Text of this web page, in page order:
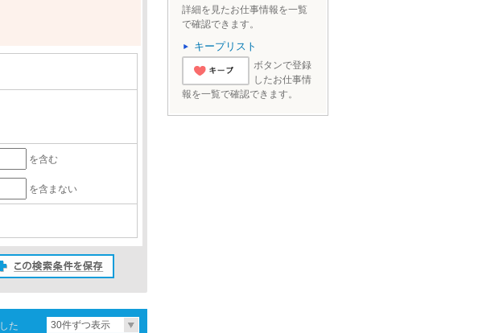
を含む
を含まない
た 30件ずつ表示
詳細を見たお仕事情報を一覧
で確認できます。
キープリスト
'とりあえずキ
ボタンで登録
したお仕事情
報を一覧で確認できます。